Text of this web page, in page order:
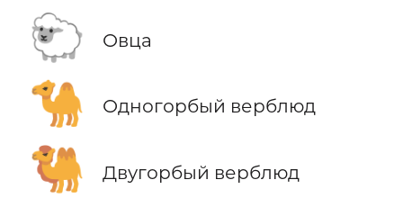
🐑 Овца
🐪 Одногорбый верблюд
🐫 Двугорбый верблюд